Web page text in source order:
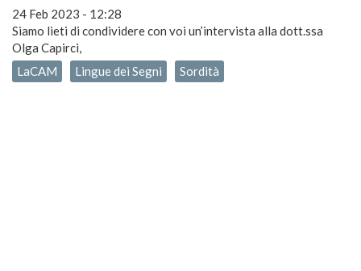
24 Feb 2023 - 12:28
Siamo lieti di condividere con voi un’intervista alla dott.ssa
Olga Capirci,
LaCAM
Lingue dei Segni Sordità